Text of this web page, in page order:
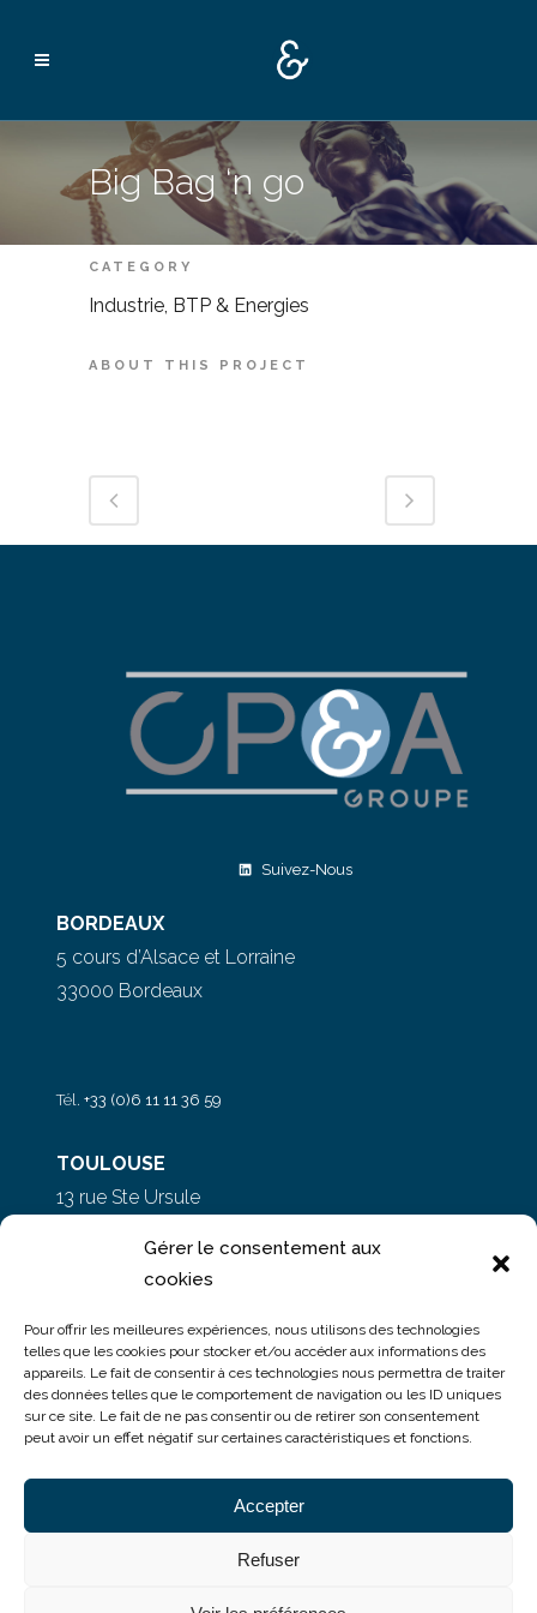
Gérer le consentement aux
cookies
Pour offrir les meilleures expériences, nous utilisons des technologies
telles que les cookies pour stocker et/ou accéder aux informations des
appareils. Le fait de consentir à ces technologies nous permettra de traiter
des données telles que le comportement de navigation ou les ID uniques
sur ce site. Le fait de ne pas consentir ou de retirer son consentement
peut avoir un effet négatif sur certaines caractéristiques et fonctions.
Accepter
Refuser
Big Bag ‘n go
CATEGORY
Industrie, BTP & Energies
ABOUT THIS PROJECT
Suivez-Nous
BORDEAUX
5 cours d’Alsace et Lorraine
33000 Bordeaux
Tél.+33 (0)6 11 11 36 59
TOULOUSE
13 rue Ste Ursule
5 rue du Colonel Moll
75017 Paris